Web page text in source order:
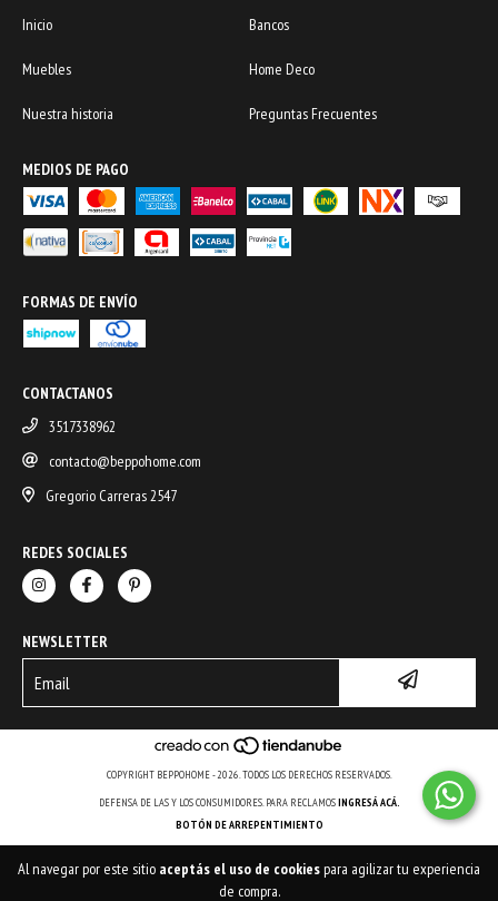
Al navegar por este sitio aceptás el uso de cookiespara agilizar tu experiencia
de compra.
Inicio
Bancos
Muebles Home Deco
Nuestra historia Preguntas Frecuentes
MEDIOS DE PAGO
FORMAS DE ENVÍO
CONTACTANOS
3517338962
contacto@beppohome.com
Gregorio Carreras 2547
REDES SOCIALES
NEWSLETTER
COPYRIGHT BEPPOHOME - 2026. TODOS LOS DERECHOS RESERVADOS.
DEFENSA DE LAS Y LOS CONSUMIDORES. PARA RECLAMOSINGRESÁ ACÁ.
BOTÓN DE ARREPENTIMIENTO